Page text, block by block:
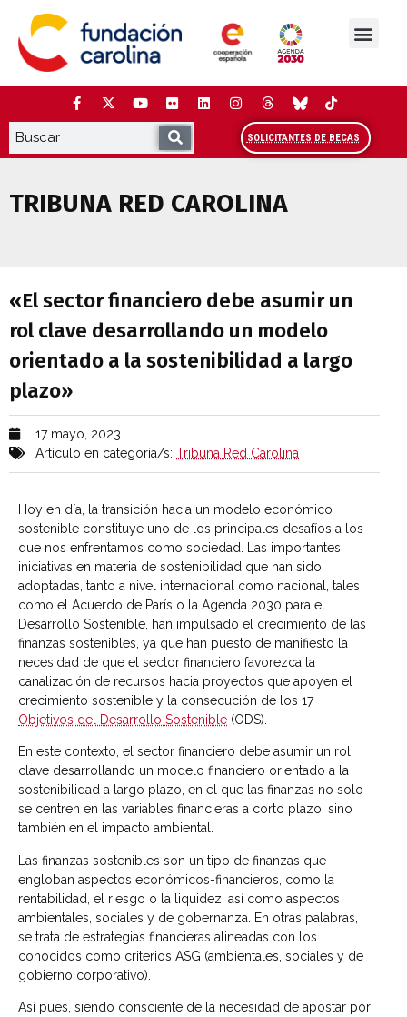
contenido
SOLICITANTES DE BECAS
TRIBUNA RED CAROLINA
«El sector financiero debe asumir un
rol clave desarrollando un modelo
orientado a la sostenibilidad a largo
plazo»
17 mayo, 2023
Artículo en categoría/s: Tribuna Red Carolina
Hoy en día, la transición hacia un modelo económico
sostenible constituye uno de los principales desafíos a los
que nos enfrentamos como sociedad. Las importantes
iniciativas en materia de sostenibilidad que han sido
adoptadas, tanto a nivel internacional como nacional, tales
como el Acuerdo de París o la Agenda 2030 para el
Desarrollo Sostenible, han impulsado el crecimiento de las
finanzas sostenibles, ya que han puesto de manifiesto la
necesidad de que el sector financiero favorezca la
canalización de recursos hacia proyectos que apoyen el
crecimiento sostenible y la consecución de los 17
Objetivos del Desarrollo Sostenible (ODS).
En este contexto, el sector financiero debe asumir un rol
clave desarrollando un modelo financiero orientado a la
sostenibilidad a largo plazo, en el que las finanzas no solo
se centren en las variables financieras a corto plazo, sino
también en el impacto ambiental.
Las finanzas sostenibles son un tipo de finanzas que
engloban aspectos económicos-financieros, como la
rentabilidad, el riesgo o la liquidez; así como aspectos
ambientales, sociales y de gobernanza. En otras palabras,
se trata de estrategias financieras alineadas con los
conocidos como criterios ASG (ambientales, sociales y de
gobierno corporativo).
Así pues, siendo consciente de la necesidad de apostar por